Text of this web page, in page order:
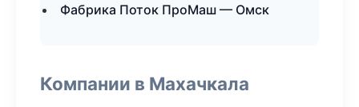
Фабрика Поток ПроМаш — Омск
Компании в Махачкала